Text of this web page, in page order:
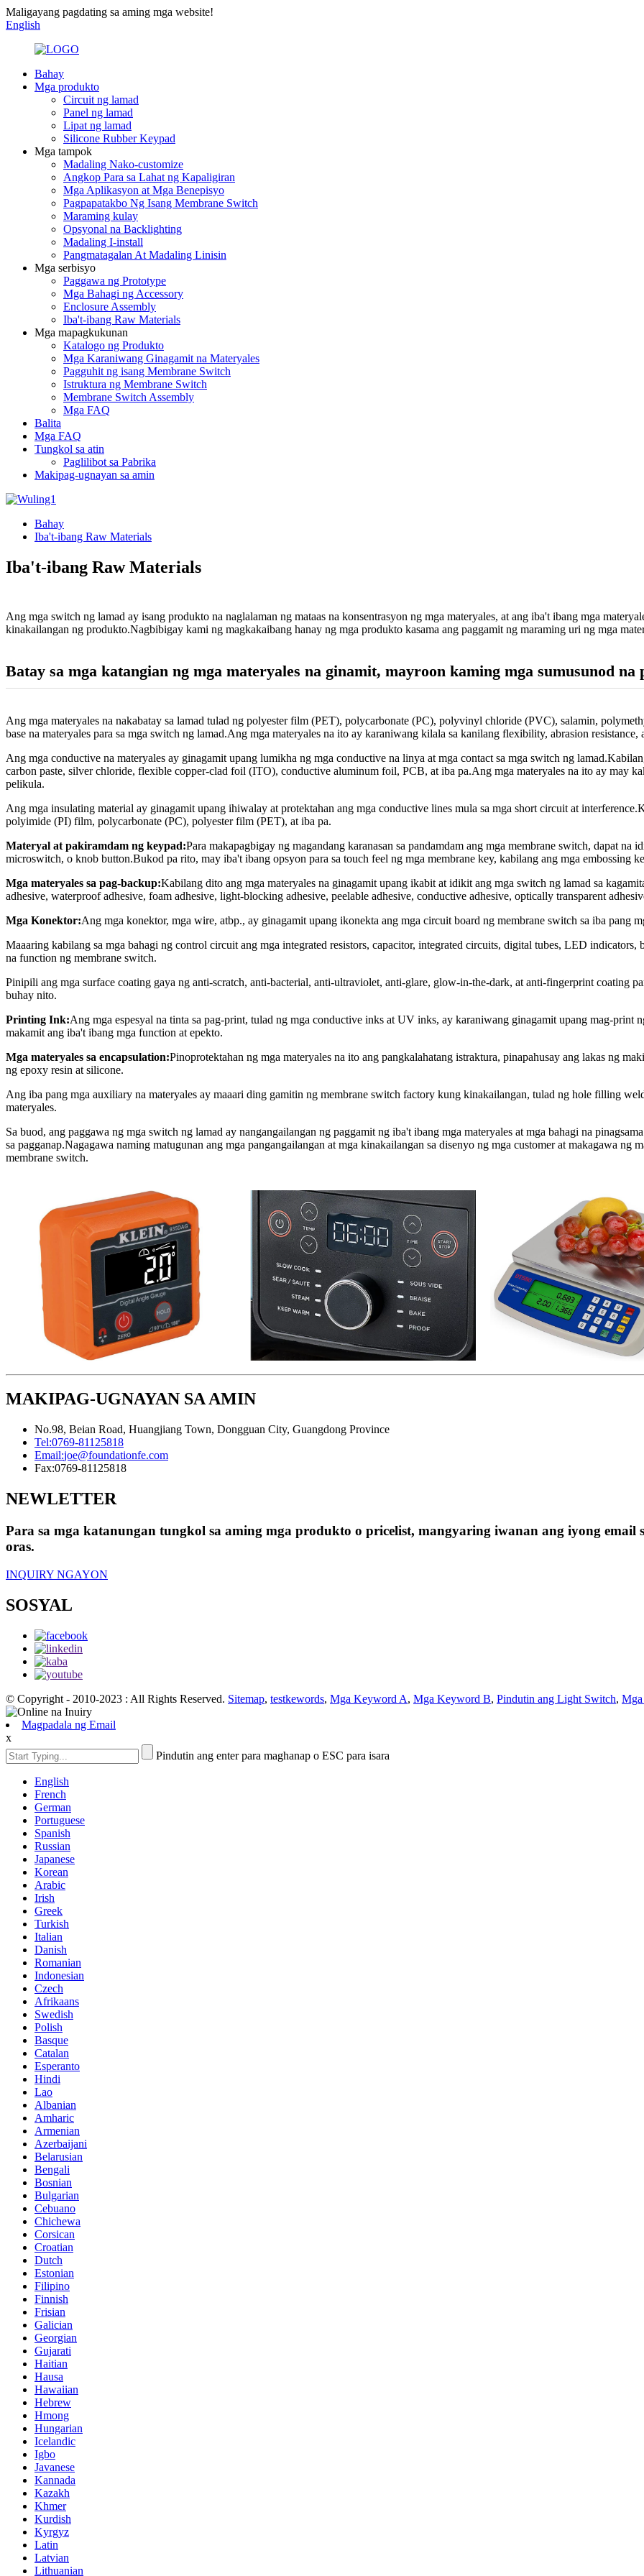
Maligayang pagdating sa aming mga website!
English
Bahay
Mga produkto
Circuit ng lamad
Panel ng lamad
Lipat ng lamad
Silicone Rubber Keypad
Mga tampok
Madaling Nako-customize
Angkop Para sa Lahat ng Kapaligiran
Mga Aplikasyon at Mga Benepisyo
Pagpapatakbo Ng Isang Membrane Switch
Maraming kulay
Opsyonal na Backlighting
Madaling I-install
Pangmatagalan At Madaling Linisin
Mga serbisyo
Paggawa ng Prototype
Mga Bahagi ng Accessory
Enclosure Assembly
Iba't-ibang Raw Materials
Mga mapagkukunan
Katalogo ng Produkto
Mga Karaniwang Ginagamit na Materyales
Pagguhit ng isang Membrane Switch
Istruktura ng Membrane Switch
Membrane Switch Assembly
Mga FAQ
Balita
Mga FAQ
Tungkol sa atin
Paglilibot sa Pabrika
Makipag-ugnayan sa amin
Bahay
Iba't-ibang Raw Materials
Iba't-ibang Raw Materials
Ang mga switch ng lamad ay isang produkto na naglalaman ng mataas na konsentrasyon ng mga materyales, at ang iba't ibang mga
kinakailangan ng produkto.Nagbibigay kami ng magkakaibang hanay ng mga produkto kasama ang paggamit ng maraming uri ng mga
Batay sa mga katangian ng mga materyales na ginamit, mayroon kaming mga sumusunod na
Ang mga materyales na nakabatay sa lamad tulad ng polyester film (PET), polycarbonate (PC), polyvinyl chloride (PVC), salamin,
base na materyales para sa mga switch ng lamad.Ang mga materyales na ito ay karaniwang kilala sa kanilang flexibility, abrasion resistance,
Ang mga conductive na materyales ay ginagamit upang lumikha ng mga conductive na linya at mga contact sa mga switch ng
carbon paste, silver chloride, flexible copper-clad foil (ITO), conductive aluminum foil, PCB, at iba pa.Ang mga materyales na ito ay may
pelikula.
Ang mga insulating material ay ginagamit upang ihiwalay at protektahan ang mga conductive lines mula sa mga short circuit at
polyimide (PI) film, polycarbonate (PC), polyester film (PET), at iba pa.
Materyal at pakiramdam ng keypad:Para makapagbigay ng magandang karanasan sa pandamdam ang mga membrane switch, dapat
microswitch, o knob button.Bukod pa rito, may iba't ibang opsyon para sa touch feel ng mga membrane key, kabilang ang mga embossing
Mga materyales sa pag-backup:Kabilang dito ang mga materyales na ginagamit upang ikabit at idikit ang mga switch ng lamad sa
adhesive, waterproof adhesive, foam adhesive, light-blocking adhesive, peelable adhesive, conductive adhesive, optically transparent
Mga Konektor:Ang mga konektor, mga wire, atbp., ay ginagamit upang ikonekta ang mga circuit board ng membrane switch sa iba pang
Maaaring kabilang sa mga bahagi ng control circuit ang mga integrated resistors, capacitor, integrated circuits, digital tubes, LED
na function ng membrane switch.
Pinipili ang mga surface coating gaya ng anti-scratch, anti-bacterial, anti-ultraviolet, anti-glare, glow-in-the-dark, at anti-fingerprint coating
buhay nito.
Printing Ink:Ang mga espesyal na tinta sa pag-print, tulad ng mga conductive inks at UV inks, ay karaniwang ginagamit upang mag-print
makamit ang iba't ibang mga function at epekto.
Mga materyales sa encapsulation:Pinoprotektahan ng mga materyales na ito ang pangkalahatang istraktura, pinapahusay ang lakas ng
ng epoxy resin at silicone.
Ang iba pang mga auxiliary na materyales ay maaari ding gamitin ng membrane switch factory kung kinakailangan, tulad ng hole filling
materyales.
Sa buod, ang paggawa ng mga switch ng lamad ay nangangailangan ng paggamit ng iba't ibang mga materyales at mga bahagi na
sa pagganap.Nagagawa naming matugunan ang mga pangangailangan at mga kinakailangan sa disenyo ng mga customer at makagawa ng
membrane switch.
MAKIPAG-UGNAYAN SA AMIN
No.98, Beian Road, Huangjiang Town, Dongguan City, Guangdong Province
Tel:0769-81125818
Email:joe@foundationfe.com
Fax:0769-81125818
NEWLETTER
Para sa mga katanungan tungkol sa aming mga produkto o pricelist, mangyaring iwanan ang iyong
oras.
INQUIRY NGAYON
SOSYAL
© Copyright - 2010-2023 : All Rights Reserved. Sitemap, testkewords, Mga Keyword A, Mga Keyword B, Pindutin ang Light Switch,
Magpadala ng Email
x
Pindutin ang enter para maghanap o ESC para isara
English
French
German
Portuguese
Spanish
Russian
Japanese
Korean
Arabic
Irish
Greek
Turkish
Italian
Danish
Romanian
Indonesian
Czech
Afrikaans
Swedish
Polish
Basque
Catalan
Esperanto
Hindi
Lao
Albanian
Amharic
Armenian
Azerbaijani
Belarusian
Bengali
Bosnian
Bulgarian
Cebuano
Chichewa
Corsican
Croatian
Dutch
Estonian
Filipino
Finnish
Frisian
Galician
Georgian
Gujarati
Haitian
Hausa
Hawaiian
Hebrew
Hmong
Hungarian
Icelandic
Igbo
Javanese
Kannada
Kazakh
Khmer
Kurdish
Kyrgyz
Latin
Latvian
Lithuanian